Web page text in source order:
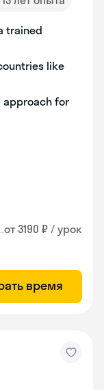
trained
like
approach for
от 3190 ₽ / урок
время